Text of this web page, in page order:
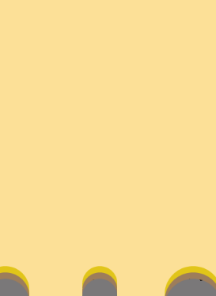
帆師長教
格見證作